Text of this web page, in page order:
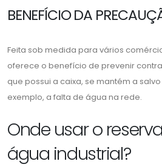
BENEFÍCIO DA
Feita sob medida para vários
oferece o benefício de prevenir
que possui a caixa, se mantém a
exemplo, a falta de água na rede.
Onde usar o
água industrial?